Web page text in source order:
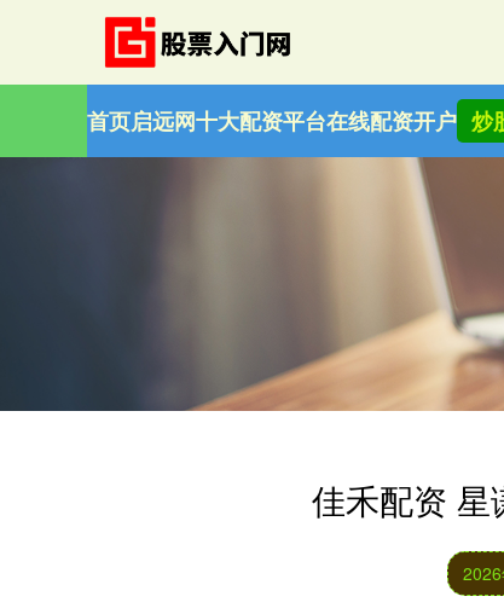
首页启远网十大配资平台在线配资开户 炒
佳禾配资